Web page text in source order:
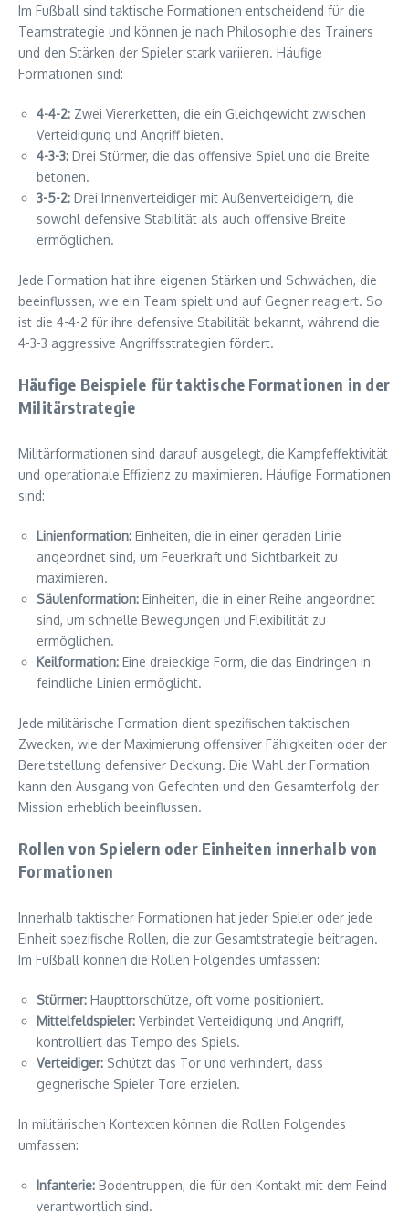
Im Fußball sind taktische Formationen entscheidend für die
Teamstrategie und können je nach Philosophie des Trainers
und den Stärken der Spieler stark variieren. Häufige
Formationen sind:
4-4-2: Zwei Viererketten, die ein Gleichgewicht zwischen
Verteidigung und Angriff bieten.
4-3-3: Drei Stürmer, die das offensive Spiel und die Breite
betonen.
3-5-2: Drei Innenverteidiger mit Außenverteidigern, die
sowohl defensive Stabilität als auch offensive Breite
ermöglichen.
Jede Formation hat ihre eigenen Stärken und Schwächen, die
beeinflussen, wie ein Team spielt und auf Gegner reagiert. So
ist die 4-4-2 für ihre defensive Stabilität bekannt, während die
4-3-3 aggressive Angriffsstrategien fördert.
Häufige Beispiele für taktische Formationen in der
Militärstrategie
Militärformationen sind darauf ausgelegt, die Kampfeffektivität
und operationale Effizienz zu maximieren. Häufige Formationen
sind:
Linienformation: Einheiten, die in einer geraden Linie
angeordnet sind, um Feuerkraft und Sichtbarkeit zu
maximieren.
Säulenformation: Einheiten, die in einer Reihe angeordnet
sind, um schnelle Bewegungen und Flexibilität zu
ermöglichen.
Keilformation: Eine dreieckige Form, die das Eindringen in
feindliche Linien ermöglicht.
Jede militärische Formation dient spezifischen taktischen
Zwecken, wie der Maximierung offensiver Fähigkeiten oder der
Bereitstellung defensiver Deckung. Die Wahl der Formation
kann den Ausgang von Gefechten und den Gesamterfolg der
Mission erheblich beeinflussen.
Rollen von Spielern oder Einheiten innerhalb von
Formationen
Innerhalb taktischer Formationen hat jeder Spieler oder jede
Einheit spezifische Rollen, die zur Gesamtstrategie beitragen.
Im Fußball können die Rollen Folgendes umfassen:
Stürmer: Haupttorschütze, oft vorne positioniert.
Mittelfeldspieler: Verbindet Verteidigung und Angriff,
kontrolliert das Tempo des Spiels.
Verteidiger: Schützt das Tor und verhindert, dass
gegnerische Spieler Tore erzielen.
In militärischen Kontexten können die Rollen Folgendes
umfassen:
Infanterie: Bodentruppen, die für den Kontakt mit dem Feind
verantwortlich sind.